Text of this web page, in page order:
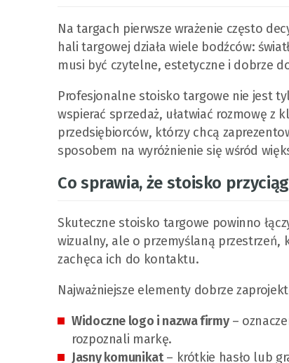
Na targach pierwsze wrażenie często
hali targowej działa wiele bodźców:
musi być czytelne, estetyczne i dobrze
Profesjonalne stoisko targowe nie jest
wspierać sprzedaż, ułatwiać rozmowę z
przedsiębiorców, którzy chcą
sposobem na wyróżnienie się wśród
Co sprawia, że stoisko
Skuteczne stoisko targowe powinno
wizualny, ale o przemyślaną przestrzeń,
zachęca ich do kontaktu.
Najważniejsze elementy dobrze
Widoczne logo i nazwa firmy–
rozpoznali markę.
Jasny komunikat– krótkie hasło lub